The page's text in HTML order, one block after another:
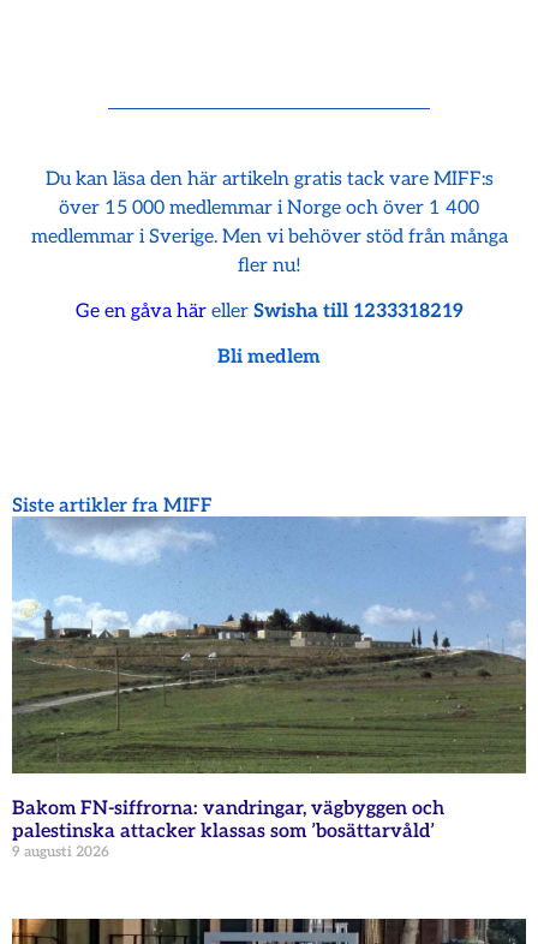
Du kan läsa den här artikeln gratis tack vare MIFF:s
över 15 000 medlemmar i Norge och över 1 400
medlemmar i Sverige. Men vi behöver stöd från många
fler nu!
Ge en gåva häreller Swisha till 1233318219
Bli medlem
Siste artikler fra MIFF
Bakom FN-siffrorna: vandringar, vägbyggen och
palestinska attacker klassas som ’bosättarvåld’
9 augusti 2026